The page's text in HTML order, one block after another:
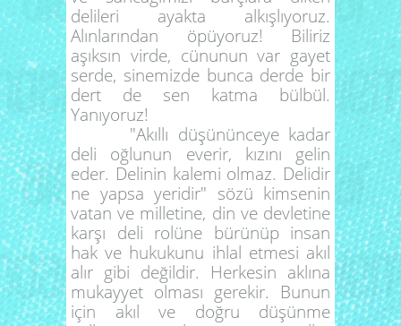
delileri ayakta alkışlıyoruz.
Alınlarından öpüyoruz! Biliriz
aşıksın virde, cünunun var gayet
serde, sinemizde bunca derde bir
dert de sen katma bülbül.
Yanıyoruz!
"Akıllı düşününceye kadar
deli oğlunun everir, kızını gelin
eder. Delinin kalemi olmaz. Delidir
ne yapsa yeridir" sözü kimsenin
vatan ve milletine, din ve devletine
karşı deli rolüne bürünüp insan
hak ve hukukunu ihlal etmesi akıl
alır gibi değildir. Herkesin aklına
mukayyet olması gerekir. Bunun
için akıl ve doğru düşünme